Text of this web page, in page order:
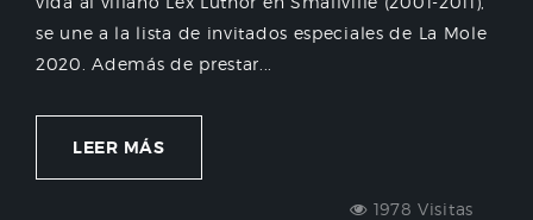
se une a la lista de invitados especiales de La Mole
2020. Además de prestar...
LEER MÁS
1978 Visitas